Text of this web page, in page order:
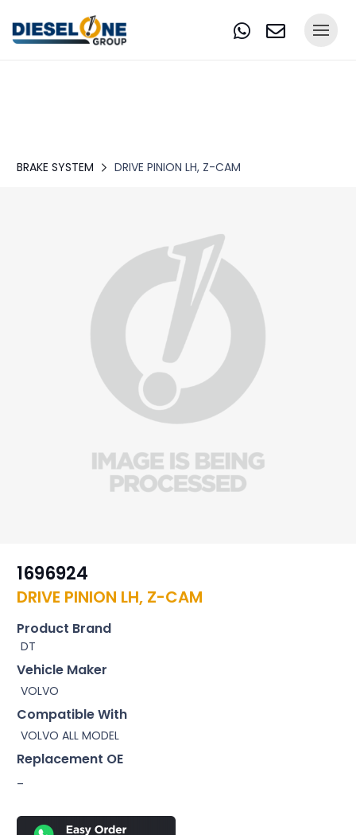
BRAKE SYSTEM DRIVE PINION LH, Z-CAM
1696924
DRIVE PINION LH, Z-CAM
Product Brand
DT
Vehicle Maker
VOLVO
Compatible With
VOLVO ALL MODEL
Replacement OE
–